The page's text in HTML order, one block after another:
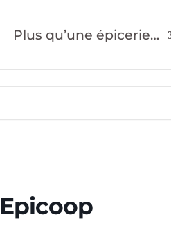
Plus qu’une épicerie…